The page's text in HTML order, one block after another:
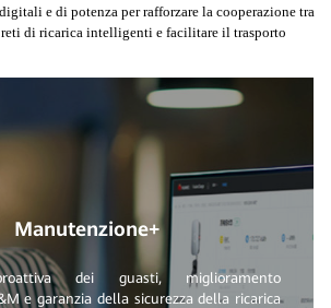
e di potenza per rafforzare la cooperazione tra
di ricarica intelligenti e facilitare il trasporto
Manutenzione+
dei guasti, miglioramento
e garanzia della sicurezza della ricarica